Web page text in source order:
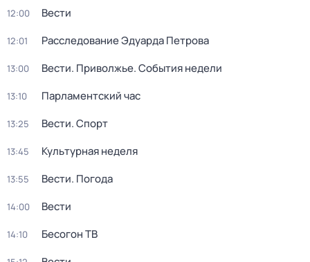
12:00 Вести
12:01 Расследование Эдуарда Петрова
13:00 Вести. Приволжье. События недели
13:10 Парламентский час
13:25 Вести. Спорт
13:45 Культурная неделя
13:55 Вести. Погода
14:00 Вести
14:10 Бесогон ТВ